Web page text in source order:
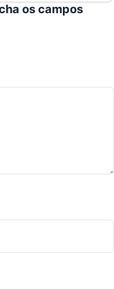
os campos